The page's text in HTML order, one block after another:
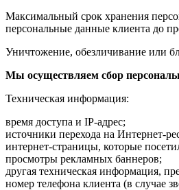
Максимальный срок хранения
персональные данные клиента до
Уничтожение, обезличивание или
Мы осуществляем сбор
Техническая информация:
время доступа и IP-адрес;
источники перехода на Интернет-
интернет-страницы, которые
просмотры рекламных баннеров;
другая техническая информация,
номер телефона клиента (в случае